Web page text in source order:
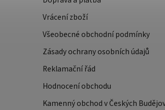
Vrácení zboží
Všeobecné obchodní podmínky
Zásady ochrany osobních údajů
Reklamační řád
Hodnocení obchodu
Kamenný obchod v Českých